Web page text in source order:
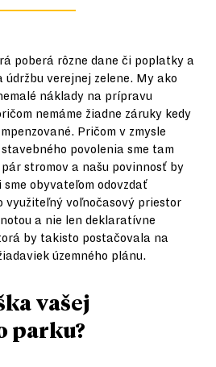
poberá rôzne dane či poplatky a
verejnej zelene. My ako
náklady na prípravu
nemáme žiadne záruky kedy
Pričom v zmysle
povolenia sme tam
stromov a našu povinnosť by
obyvateľom odovzdať
využiteľný voľnočasový priestor
a nie len deklaratívne
by takisto postačovala na
územného plánu.
vašej
parku?